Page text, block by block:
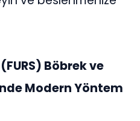
Böbrek ve
Modern Yöntem